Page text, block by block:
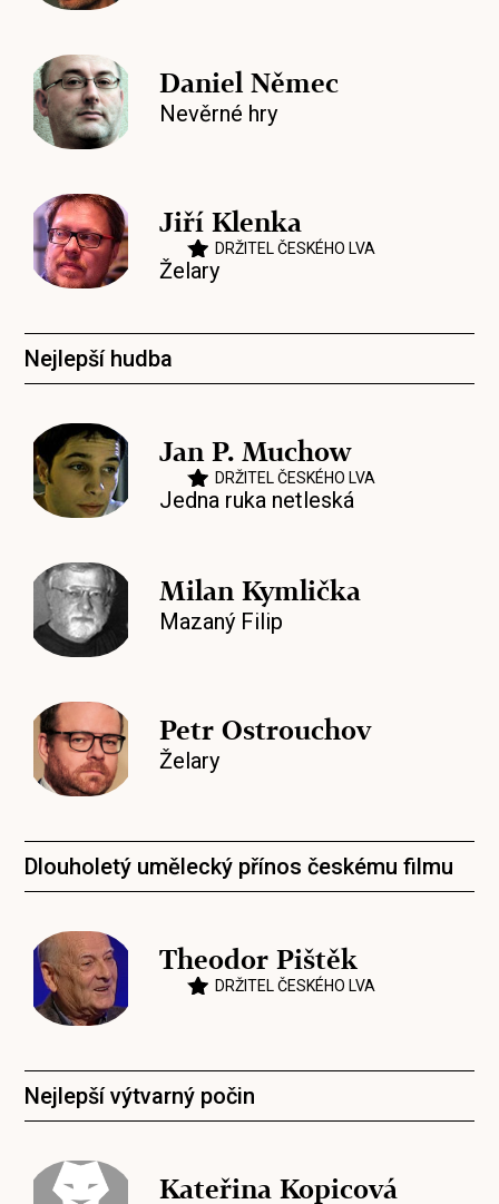
Daniel Němec
Nevěrné hry
Jiří Klenka
DRŽITEL ČESKÉHO LVA
Želary
Nejlepší hudba
Jan P. Muchow
DRŽITEL ČESKÉHO LVA
Jedna ruka netleská
Milan Kymlička
Mazaný Filip
Petr Ostrouchov
Želary
Dlouholetý umělecký přínos českému filmu
Theodor Pištěk
DRŽITEL ČESKÉHO LVA
Nejlepší výtvarný počin
Kateřina Kopicová